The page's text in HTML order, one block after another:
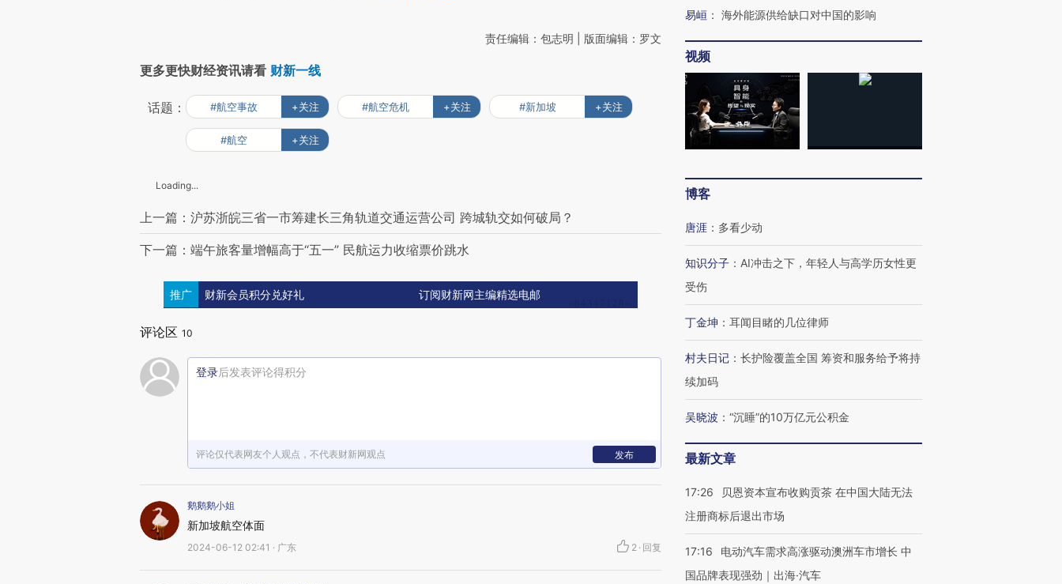
责任编辑：包志明 | 版面编辑：罗文
更多更快财经资讯请看 财新一线
话题： #航空事故 +关注 #航空危机 +关注 #新加坡 +关注
#航空 +关注
Loading...
上一篇：沪苏浙皖三省一市筹建长三角轨道交通运营公司 跨城轨交如何破局？
下一篇：端午旅客量增幅高于“五一” 民航运力收缩票价跳水
推广 财新会员积分兑好礼 订阅财新网主编精选电邮
评论区 10
登录后发表评论得积分
评论仅代表网友个人观点，不代表财新网观点 发布
鹅鹅鹅小姐
新加坡航空体面
2024-06-12 02:41 · 广东 2 · 回复
易峘 ： 海外能源供给缺口对中国的影响
视频
博客
唐涯 ： 多看少动
知识分子 ： AI冲击之下，年轻人与高学历女性更
受伤
丁金坤 ： 耳闻目睹的几位律师
村夫日记 ： 长护险覆盖全国 筹资和服务给予将持
续加码
吴晓波 ： “沉睡”的10万亿元公积金
最新文章
17:26
贝恩资本宣布收购贡茶 在中国大陆无法
注册商标后退出市场
17:16
电动汽车需求高涨驱动澳洲车市增长 中
国品牌表现强劲｜出海·汽车